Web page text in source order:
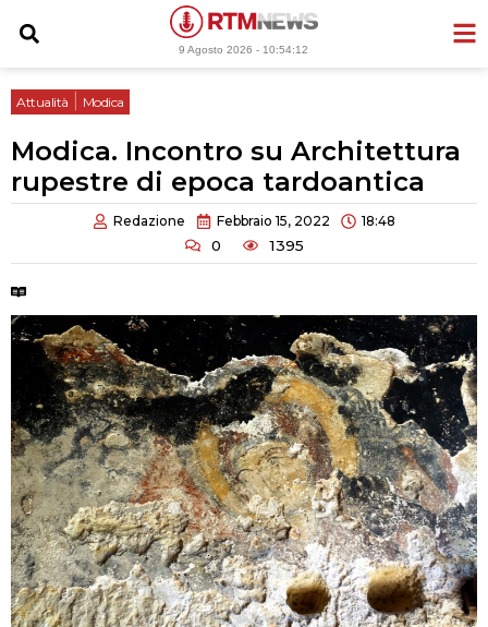
9 Agosto 2026 -10:54:13
Attualità Modica
Modica. Incontro su Architettura
rupestre di epoca tardoantica
Redazione Febbraio 15, 2022 18:48
0 1395